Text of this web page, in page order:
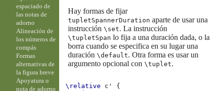
Hay formas de fijar
tupletSpannerDuration aparte de usar una
instrucción \set. La instrucción
\tupletSpan lo fija a una duración dada, o la
borra cuando se especifica en su lugar una
duración \default. Otra forma es usar un
argumento opcional con \tuplet.
\relative c'
{
espaciado de
las notas de
adorno
Alineación de
los números de
compás
Formas
alternativas de
la figura breve
Apoyatura o
nota de adorno